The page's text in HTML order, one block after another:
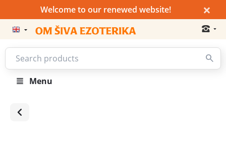
Welcome to our renewed website! ×
Menu